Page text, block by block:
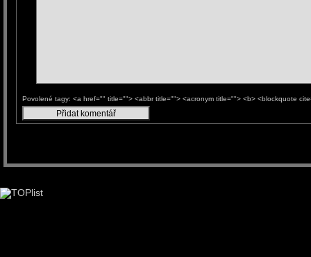
Povolené tagy: <a href="" title=""> <abbr title=""> <acronym title=""> <b> <blockquote